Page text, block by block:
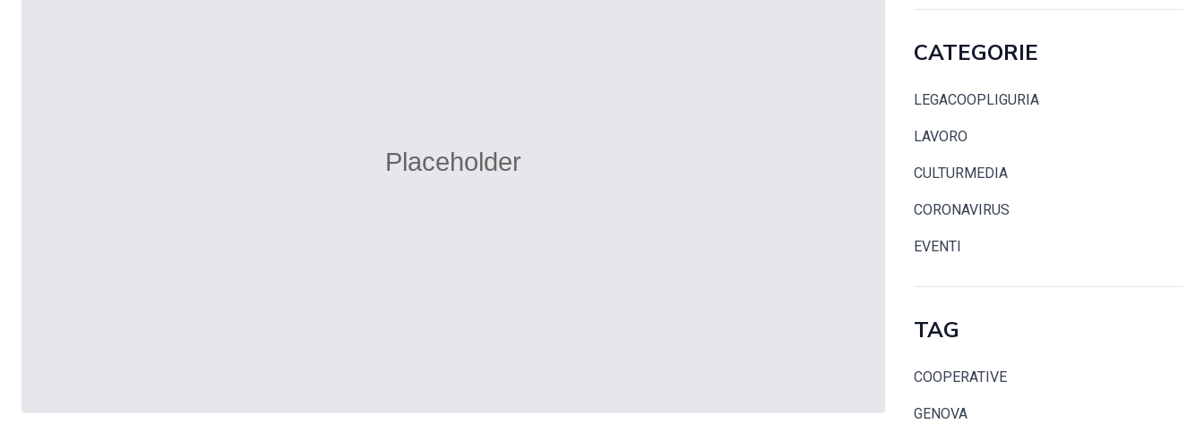
CATEGORIE
LEGACOOPLIGURIA
LAVORO
CULTURMEDIA
CORONAVIRUS
EVENTI
TAG
COOPERATIVE
GENOVA